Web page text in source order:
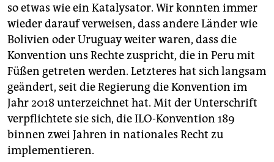
so etwas wie ein Katalysator. Wir konnten immer
wieder darauf verweisen, dass andere Länder wie
Bolivien oder Uruguay weiter waren, dass die
Konvention uns Rechte zuspricht, die in Peru mit
Füßen getreten werden. Letzteres hat sich langsam
geändert, seit die Regierung die Konvention im
Jahr 2018 unterzeichnet hat. Mit der Unterschrift
verpflichtete sie sich, die ILO-Konvention 189
binnen zwei Jahren in nationales Recht zu
implementieren.